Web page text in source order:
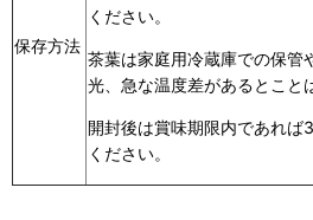
保存方法
ください。
茶葉は家庭用冷蔵庫での保管
光、急な温度差があるとこと
開封後は賞味期限内であれば
ください。